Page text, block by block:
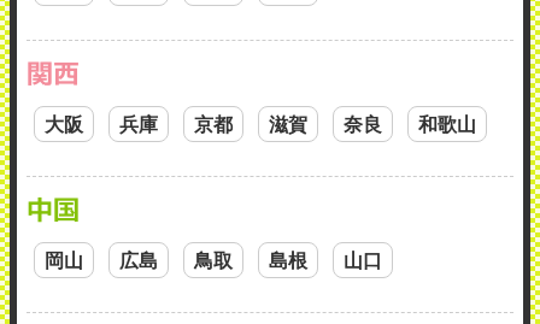
関西
大阪 兵庫 京都 滋賀 奈良 和歌山
中国
岡山 広島 鳥取 島根 山口